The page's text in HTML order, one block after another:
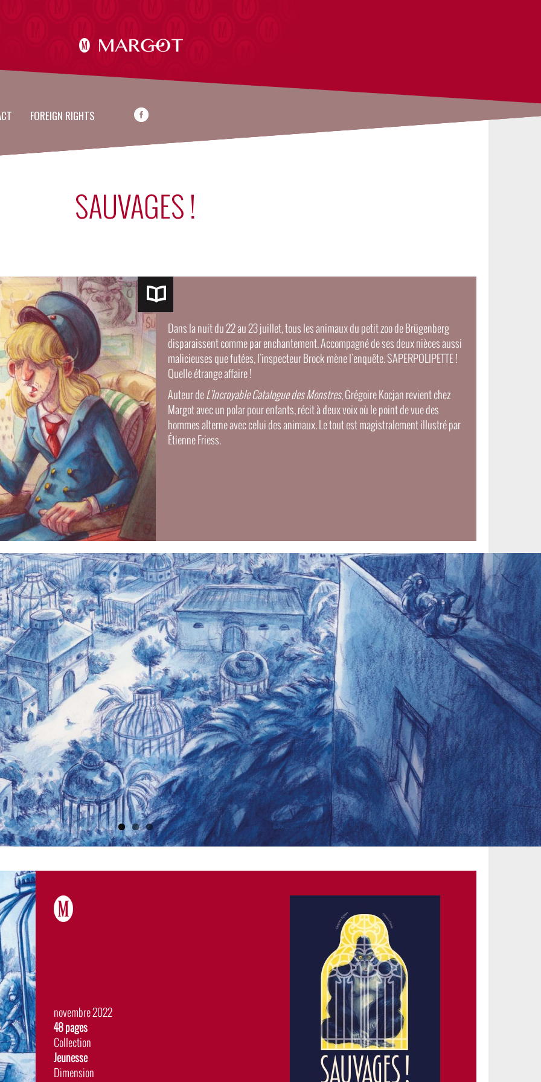
FOREIGN RIGHTS
SAUVAGES !
Dans la nuit du 22 au 23 juillet, tous les animaux du petit zoo de Brügenberg
disparaissent comme par enchantement. Accompagné de ses deux nièces aussi
malicieuses que futées, l’inspecteur Brock mène l’enquête. SAPERPOLIPETTE !
Quelle étrange affaire !
Auteur deL’Incroyable Catalogue des Monstres,Grégoire Kocjan revient chez
Margot avec un polar pour enfants, récit à deux voix où le point de vue des
hommes alterne avec celui des animaux. Le tout est magistralement illustré par
Étienne Friess.
Pages
Date
de
sortie
novembre 2022
Album
48 pages
Collection
Jeunesse
Dimension